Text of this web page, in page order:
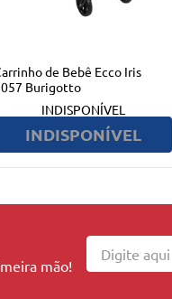
de Bebê Ecco Iris
Burigotto
INDISPONÍVEL
INDISPONÍVEL
mão!